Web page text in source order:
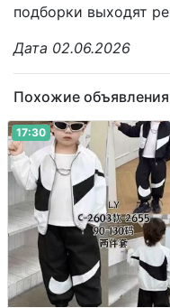
подборки выходят
Дата 02.06.2026
Похожие объявления
17:30